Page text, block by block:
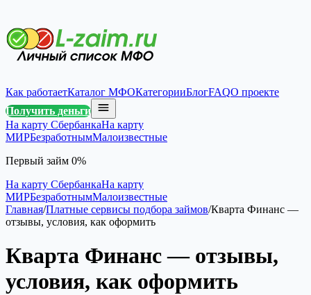
Как работаетКаталог МФОКатегорииБлогFAQО проекте
Получить деньги
На карту СбербанкаНа карту
МИРБезработнымМалоизвестные
Первый займ 0%
На карту СбербанкаНа карту
МИРБезработнымМалоизвестные
Главная/Платные сервисы подбора займов/Кварта Финанс —
отзывы, условия, как оформить
Кварта Финанс — отзывы,
условия, как оформить